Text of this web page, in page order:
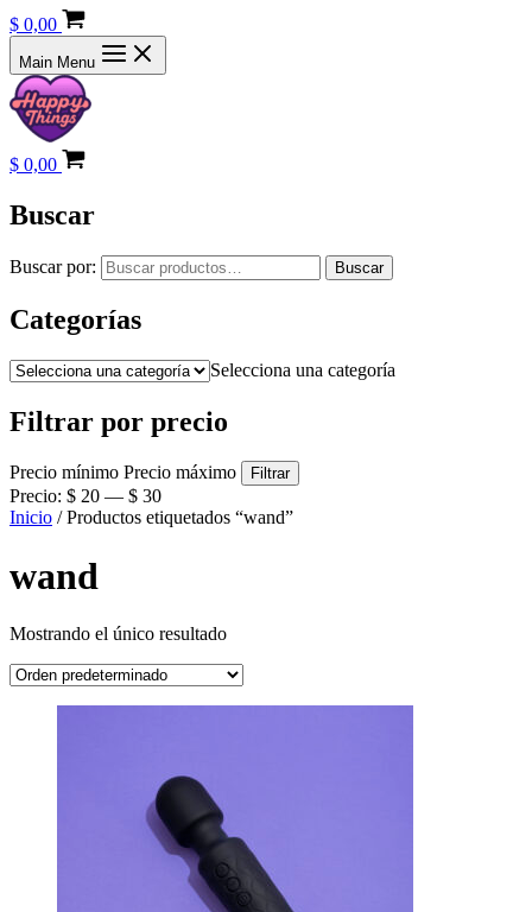
$ 0,00
Main Menu
$ 0,00
Buscar
Buscar por: Buscar
Categorías
Selecciona una categoría
Filtrar por precio
Precio mínimo Precio máximo Filtrar
Precio: $ 20 — $ 30
Inicio / Productos etiquetados “wand”
wand
Mostrando el único resultado